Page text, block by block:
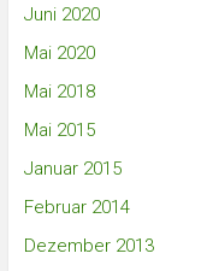
Juni 2020
Mai 2020
Mai 2018
Mai 2015
Januar 2015
Februar 2014
Dezember 2013